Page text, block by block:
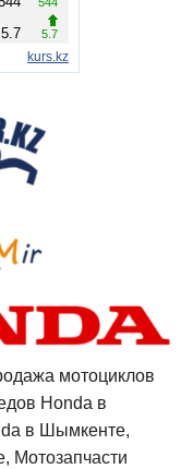
мотоциклов
Honda в
в Шымкенте,
Мотозапчасти